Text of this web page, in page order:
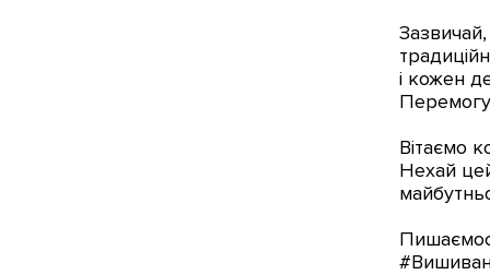
і кожен
Вітаємо
Нехай